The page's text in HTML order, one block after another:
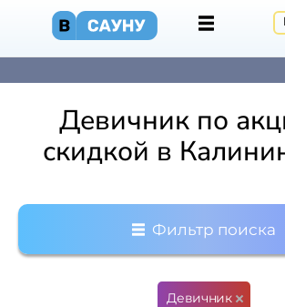
Девичник по
скидкой в
Фильтр поиска
Девичник